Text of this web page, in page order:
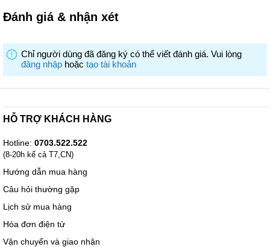
độ nhiễu, để đôi mắt bạn hoàn toàn đắm chìm vào nội dung trình
chiếu một cách tự nhiên.
không gian phòng ngủ, phòng khách, phòng làm việc có diện tích
vừa.
Đánh giá & nhận xét
Chỉ người dùng đã đăng ký có thể viết đánh giá. Vui lòng
đăng nhập hoặc tạo tài khoản
HỖ TRỢ KHÁCH HÀNG
Hotline: 0703.522.522
(8-20h kể cả T7,CN)
Hướng dẫn mua hàng
Câu hỏi thường gặp
Lịch sử mua hàng
Hóa đơn điện tử
Vận chuyển và giao nhận